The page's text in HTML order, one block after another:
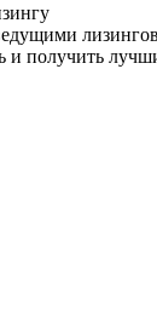
и получить